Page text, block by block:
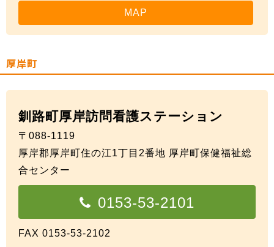
MAP
厚岸町
釧路町厚岸訪問看護ステーション
〒088-1119
厚岸郡厚岸町住の江1丁目2番地 厚岸町保健福祉総
合センター
0153-53-2101
FAX 0153-53-2102